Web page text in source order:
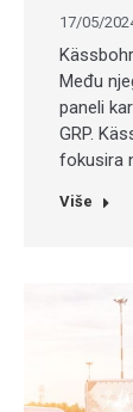
17/05/
Među
paneli
GRP.
fokusira
Više